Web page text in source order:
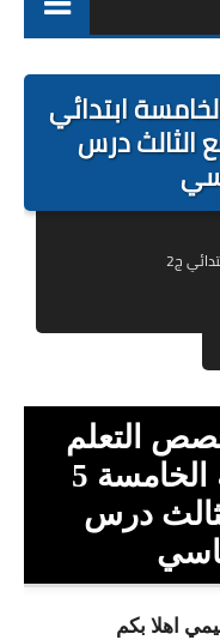
التحضيرية
الاولى ابتدائي
الثالثة ابتدائي
الرابعة ابتدائي
التعليم الابتدائي
القسم
المتوسط
الاولى متوسط
ابتدائي
الثالث درس
ج2
التعلم
لمادة التاريخ للسنة الخامسة 5
درس
اهلا بكم